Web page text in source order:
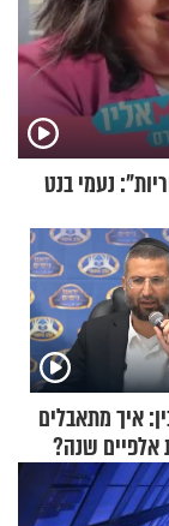
נעמי בנט
איך מתאבלים
אלפיים שנה?